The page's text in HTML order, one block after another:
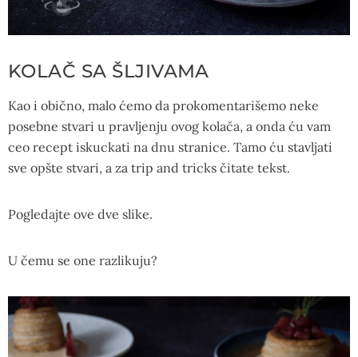
KOLAČ SA ŠLJIVAMA
Kao i obično, malo ćemo da prokomentarišemo neke
posebne stvari u pravljenju ovog kolača, a onda ću vam
ceo recept iskuckati na dnu stranice. Tamo ću stavljati
sve opšte stvari, a za trip and tricks čitate tekst.
Pogledajte ove dve slike.
U čemu se one razlikuju?